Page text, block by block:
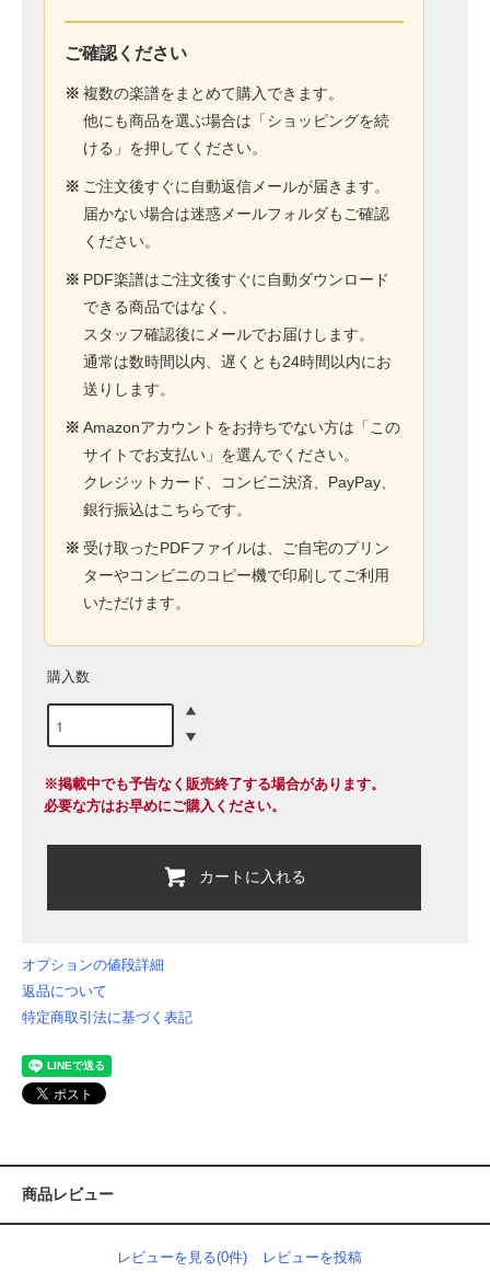
ご確認ください
※ 複数の楽譜をまとめて購入できます。
他にも商品を選ぶ場合は「ショッピングを続
ける」を押してください。
※ ご注文後すぐに自動返信メールが届きます。
届かない場合は迷惑メールフォルダもご確認
ください。
※ PDF楽譜はご注文後すぐに自動ダウンロード
できる商品ではなく、
スタッフ確認後にメールでお届けします。
通常は数時間以内、遅くとも24時間以内にお
送りします。
※ Amazonアカウントをお持ちでない方は「この
サイトでお支払い」を選んでください。
クレジットカード、コンビニ決済、PayPay、
銀行振込はこちらです。
※ 受け取ったPDFファイルは、ご自宅のプリン
ターやコンビニのコピー機で印刷してご利用
いただけます。
購入数
※掲載中でも予告なく販売終了する場合があります。
必要な方はお早めにご購入ください。
カートに入れる
オプションの値段詳細
返品について
特定商取引法に基づく表記
商品レビュー
レビューを見る(0件) レビューを投稿